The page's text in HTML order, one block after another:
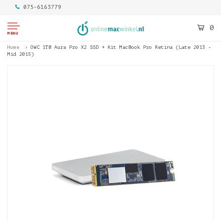
075-6163779
MENU
0
Home
OWC 1TB Aura Pro X2 SSD + Kit MacBook Pro Retina (Late 2013 -
Mid 2015)